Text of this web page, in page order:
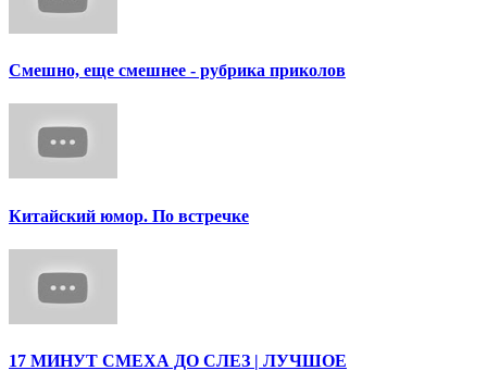
Смешно, еще смешнее - рубрика приколов
Китайский юмор. По встречке
17 МИНУТ СМЕХА ДО СЛЕЗ | ЛУЧШОЕ